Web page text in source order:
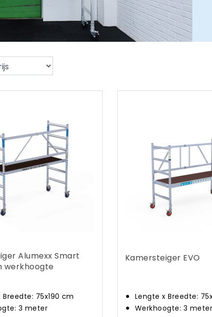
Alumexx Smart
werkhoogte
Breedte: 75x190 cm
3 meter
Kamersteiger EVO
Lengte x Breedte:
Werkhoogte: 3 meter